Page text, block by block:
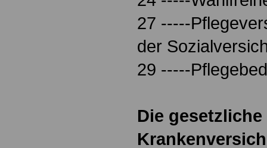
27 -----
der
29 -----
Die gesetzliche